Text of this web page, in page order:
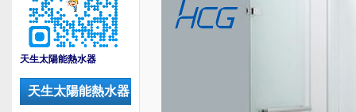
天生太陽能熱水器
天生太陽能熱水器